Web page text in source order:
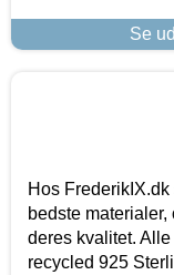
Se
Hos
bedste
deres kvalitet.
recycled 925